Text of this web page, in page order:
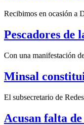
Recibimos en ocasión a
Pescadores de
Con una manifestación
Minsal
El subsecretario de
Acusan falta